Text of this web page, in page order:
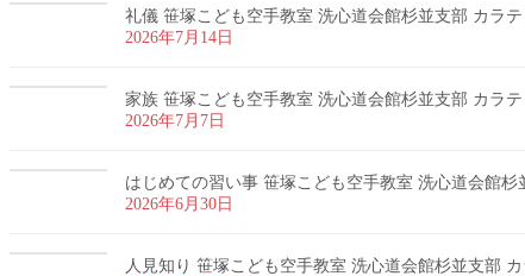
礼儀 笹塚こども空手教室 洗心道会館杉並支部 カラテ
2026年7月14日
家族 笹塚こども空手教室 洗心道会館杉並支部 カラテ
2026年7月7日
はじめての習い事 笹塚こども空手教室 洗心道会館杉
2026年6月30日
人見知り 笹塚こども空手教室 洗心道会館杉並支部